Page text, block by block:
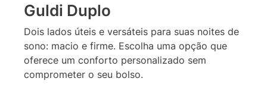
Guldi Duplo
Dois lados úteis e versáteis para suas noites de
sono: macio e firme. Escolha uma opção que
oferece um conforto personalizado sem
comprometer o seu bolso.